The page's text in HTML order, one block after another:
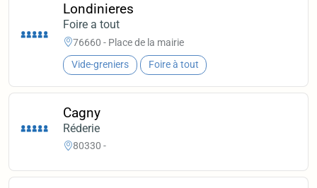
Londinieres
Foire a tout
76660 - Place de la mairie
Vide-greniers Foire à tout
Cagny
Réderie
80330 -